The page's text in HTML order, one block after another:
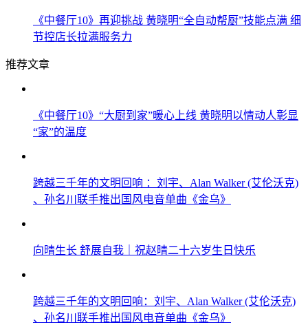
《中餐厅10》再迎挑战 黄晓明“全自动帮厨”技能点满 细
节控店长拉满服务力
推荐文章
《中餐厅10》“大厨到家”暖心上线 黄晓明以情动人彰显
“家”的温度
跨越三千年的文明回响 ：刘宇、Alan Walker (艾伦沃克)
、孙名川联手推出国风电音单曲《金乌》
向晴生长 舒展自我｜祝赵晴二十六岁生日快乐
跨越三千年的文明回响：刘宇、Alan Walker (艾伦沃克)
、孙名川联手推出国风电音单曲《金乌》